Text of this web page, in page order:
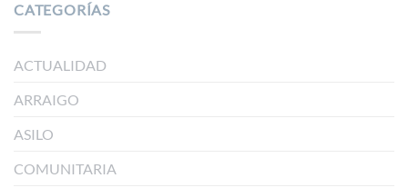
CATEGORÍAS
ACTUALIDAD
ARRAIGO
ASILO
COMUNITARIA